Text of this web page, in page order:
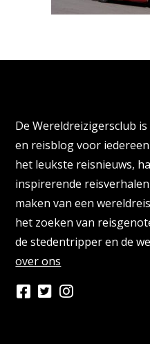
De Wereldreizigersclub
en reisblog voor
het leukste reisnieuws,
inspirerende
maken van een
het zoeken van
de stedentripper en de
over ons